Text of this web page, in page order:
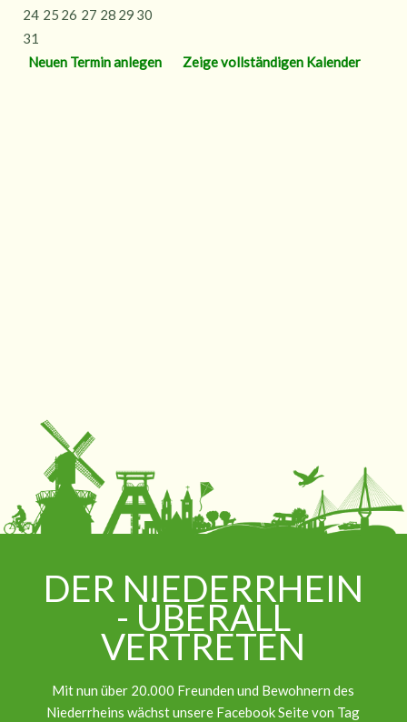
24 25 26 27 28 29 30
31
Neuen Termin anlegen
Zeige vollständigen Kalender
DER NIEDERRHEIN
- ÜBERALL
VERTRETEN
Mit nun über 20.000 Freunden und Bewohnern des
Niederrheins wächst unsere Facebook Seite von Tag